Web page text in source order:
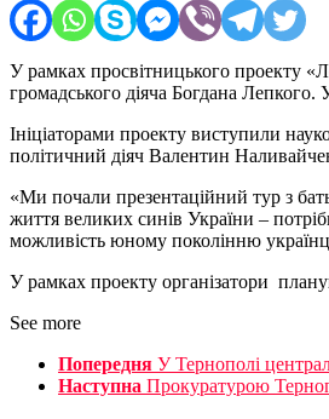
У рамках просвітницького проекту
громадського діяча Богдана
Ініціаторами проекту виступили
політичний діяч Валентин
«Ми почали презентаційний тур з
життя великих синів України –
можливість юному поколінню
У рамках проекту організатори
See more
Попередня У Тернополі
Наступна Прокуратурою